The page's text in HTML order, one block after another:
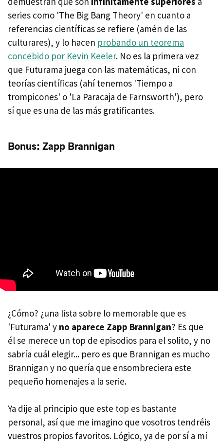
series como 'The Big Bang Theory' en cuanto a
referencias científicas se refiere (amén de las
culturares), y lo hacen probando un teorema
concebido por Kevin Keeler. No es la primera vez
que Futurama juega con las matemáticas, ni con
teorías científicas (ahí tenemos 'Tiempo a
trompicones' o 'La Paracaja de Farnsworth'), pero
sí que es una de las más gratificantes.
Bonus: Zapp Brannigan
¿Cómo? ¿una lista sobre lo memorable que es
'Futurama' y no aparece Zapp Brannigan? Es que
él se merece un top de episodios para el solito, y no
sabría cuál elegir... pero es que Brannigan es mucho
Brannigan y no quería que ensombreciera este
pequeño homenajes a la serie.
Ya dije al principio que este top es bastante
personal, así que me imagino que vosotros tendréis
vuestros propios favoritos. Lógico, ya de por sí a mí